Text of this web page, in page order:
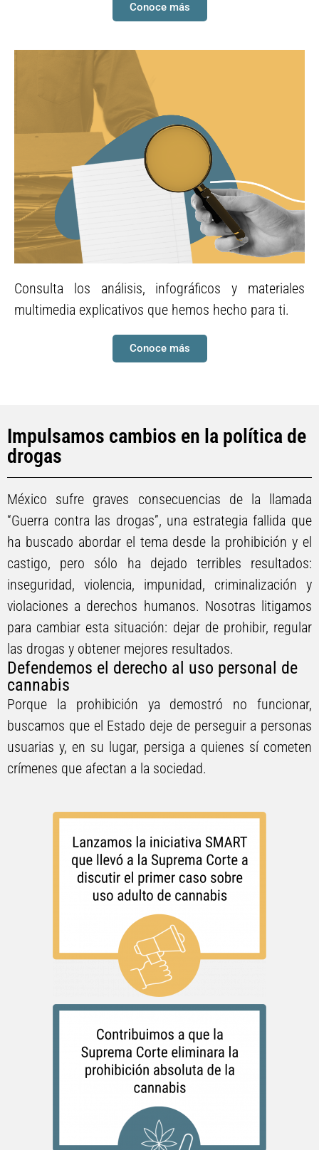
Conoce más
Análisis de
sentencias
Consulta los análisis, infográficos y materiales
multimedia explicativos que hemos hecho para ti.
Conoce más
Impulsamos cambios en la política de
drogas
México sufre graves consecuencias de la llamada
“Guerra contra las drogas”, una estrategia fallida que
ha buscado abordar el tema desde la prohibición y el
castigo, pero sólo ha dejado terribles resultados:
inseguridad, violencia, impunidad, criminalización y
violaciones a derechos humanos. Nosotras litigamos
para cambiar esta situación: dejar de prohibir, regular
las drogas y obtener mejores resultados.
Defendemos el derecho al uso personal de
cannabis
Porque la prohibición ya demostró no funcionar,
buscamos que el Estado deje de perseguir a personas
usuarias y, en su lugar, persiga a quienes sí cometen
crímenes que afectan a la sociedad.